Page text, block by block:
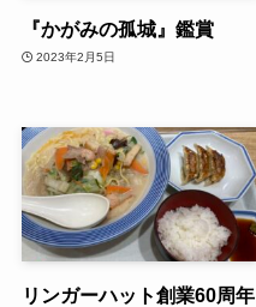
『かがみの孤城』鑑賞
2023年2月5日
リンガーハット創業60周年